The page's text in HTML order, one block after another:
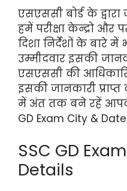
एसएससी बोर्ड के
हमें परीक्षा केन्द्रो और
दिशा निर्देशों के बारे में
उम्मीदवार इसकी
एसएससी की
इसकी जानकारी
में अंत तक बने रहें
GD Exam City &
SSC GD
Details